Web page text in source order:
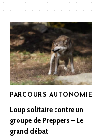
PARCOURS AUTONOMIE
Loup solitaire contre un
groupe de Preppers – Le
grand débat